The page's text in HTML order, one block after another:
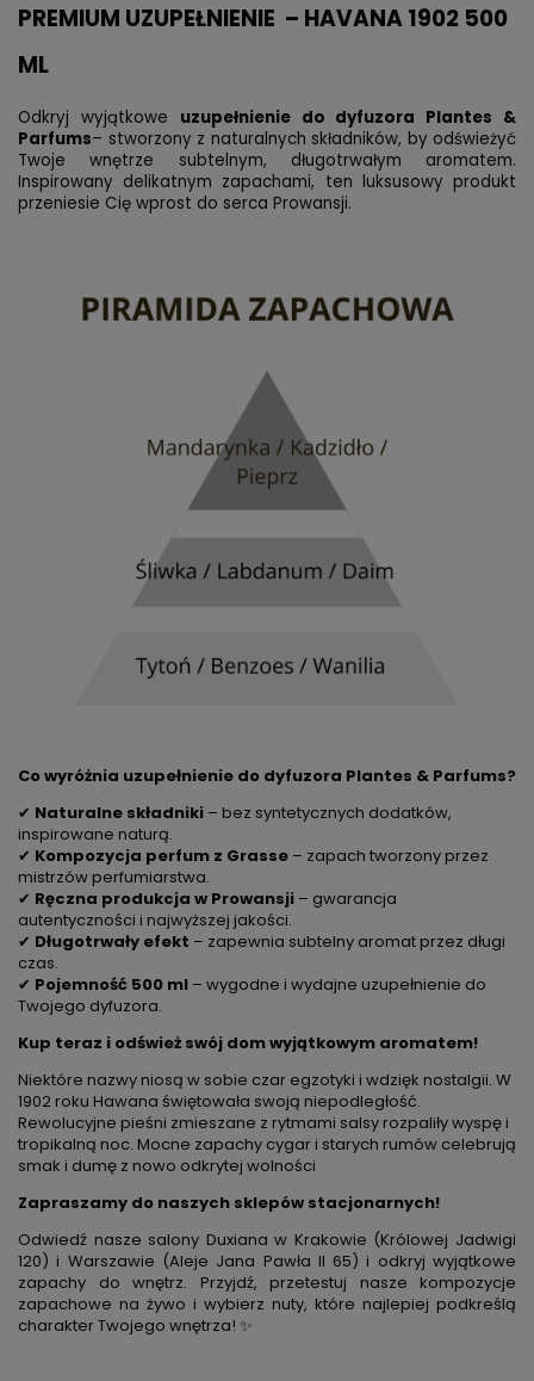
PREMIUM UZUPEŁNIENIE – HAVANA 1902 500
ML
Odkryj wyjątkowe uzupełnienie do dyfuzora Plantes &
Parfums– stworzony z naturalnych składników, by odświeżyć
Twoje wnętrze subtelnym, długotrwałym aromatem.
Inspirowany delikatnym zapachami, ten luksusowy produkt
przeniesie Cię wprost do serca Prowansji.
Co wyróżnia uzupełnienie do dyfuzora Plantes & Parfums?
✔ Naturalne składniki – bez syntetycznych dodatków,
inspirowane naturą.
✔ Kompozycja perfum z Grasse – zapach tworzony przez
mistrzów perfumiarstwa.
✔ Ręczna produkcja w Prowansji – gwarancja
autentyczności i najwyższej jakości.
✔ Długotrwały efekt – zapewnia subtelny aromat przez długi
czas.
✔ Pojemność 500 ml – wygodne i wydajne uzupełnienie do
Twojego dyfuzora.
Kup teraz i odśwież swój dom wyjątkowym aromatem!
Niektóre nazwy niosą w sobie czar egzotyki i wdzięk nostalgii. W
1902 roku Hawana świętowała swoją niepodległość.
Rewolucyjne pieśni zmieszane z rytmami salsy rozpaliły wyspę i
tropikalną noc. Mocne zapachy cygar i starych rumów celebrują
smak i dumę z nowo odkrytej wolności
Zapraszamy do naszych sklepów stacjonarnych!
Odwiedź nasze salony Duxiana w Krakowie (Królowej Jadwigi
120) i Warszawie (Aleje Jana Pawła II 65) i odkryj wyjątkowe
zapachy do wnętrz. Przyjdź, przetestuj nasze kompozycje
zapachowe na żywo i wybierz nuty, które najlepiej podkreślą
charakter Twojego wnętrza! ✨